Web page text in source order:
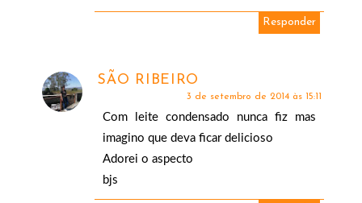
Responder
SÃO RIBEIRO
3 de setembro de 2014 às 15:11
Com leite condensado nunca fiz mas
imagino que deva ficar delicioso
Adorei o aspecto
bjs